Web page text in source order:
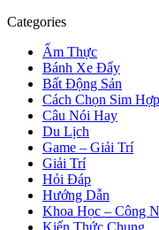
Categories
Ẩm Thực
Bánh Xe Đẩy
Bất Động Sản
Cách Chọn Sim
Câu Nói Hay
Du Lịch
Game – Giải Trí
Giải Trí
Hỏi Đáp
Hướng Dẫn
Khoa Học – Công
Kiến Thức Chung